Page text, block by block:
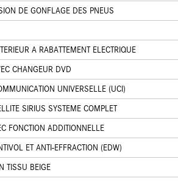
DE GONFLAGE DES PNEUS
A RABATTEMENT ELECTRIQUE
CHANGEUR DVD
UNIVERSELLE (UCI)
SIRIUS SYSTEME COMPLET
FONCTION ADDITIONNELLE
ET ANTI-EFFRACTION (EDW)
TISSU BEIGE